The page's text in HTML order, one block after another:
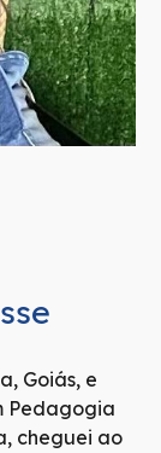
Goiás, e
Pedagogia
cheguei ao